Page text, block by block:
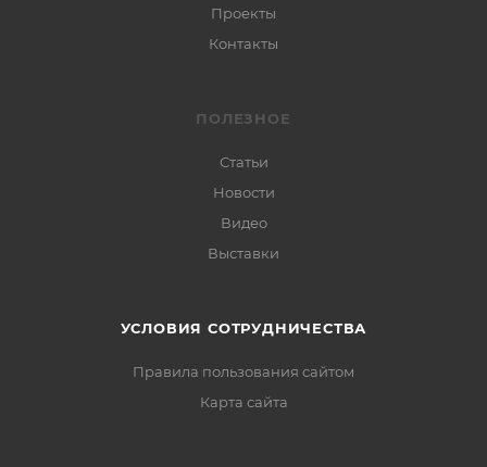
Проекты
Контакты
ПОЛЕЗНОЕ
Статьи
Новости
Видео
Выставки
УСЛОВИЯ СОТРУДНИЧЕСТВА
Правила пользования сайтом
Карта сайта